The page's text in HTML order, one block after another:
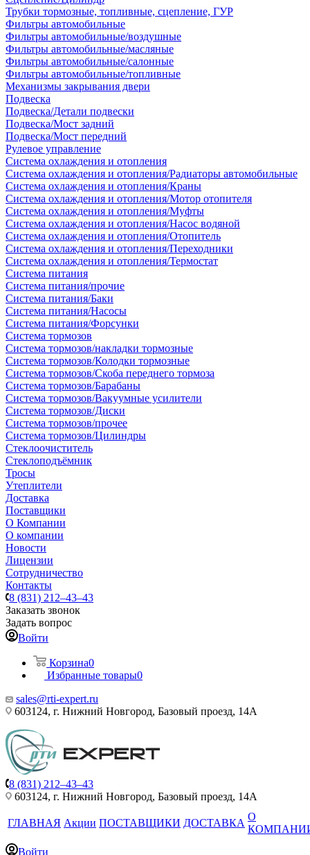
Трубки тормозные, топливные, сцепление, ГУР
Фильтры автомобильные
Фильтры автомобильные/воздушные
Фильтры автомобильные/масляные
Фильтры автомобильные/салонные
Фильтры автомобильные/топливные
Механизмы закрывания двери
Подвеска
Подвеска/Детали подвески
Подвеска/Мост задний
Подвеска/Мост передний
Рулевое управление
Система охлаждения и отопления
Система охлаждения и отопления/Радиаторы автомобильные
Система охлаждения и отопления/Краны
Система охлаждения и отопления/Мотор отопителя
Система охлаждения и отопления/Муфты
Система охлаждения и отопления/Насос водяной
Система охлаждения и отопления/Отопитель
Система охлаждения и отопления/Переходники
Система охлаждения и отопления/Термостат
Система питания
Система питания/прочие
Система питания/Баки
Система питания/Насосы
Система питания/Форсунки
Система тормозов
Система тормозов/накладки тормозные
Система тормозов/Колодки тормозные
Система тормозов/Скоба переднего тормоза
Система тормозов/Барабаны
Система тормозов/Вакуумные усилители
Система тормозов/Диски
Система тормозов/прочее
Система тормозов/Цилиндры
Стеклоочиститель
Стеклоподъёмник
Тросы
Утеплители
Доставка
Поставщики
О Компании
О компании
Новости
Лицензии
Сотрудничество
Контакты
8 (831) 212–43–43
Заказать звонок
Задать вопрос
Войти
Корзина0
Избранные товары0
sales@rti-expert.ru
603124, г. Нижний Новгород, Базовый проезд, 14А
8 (831) 212–43–43
603124, г. Нижний Новгород, Базовый проезд, 14А
ГЛАВНАЯ Акции ПОСТАВЩИКИ ДОСТАВКА
О
Войти